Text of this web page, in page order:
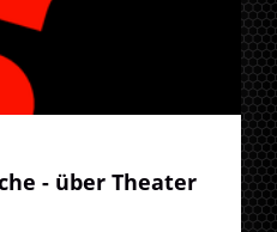
- über Theater